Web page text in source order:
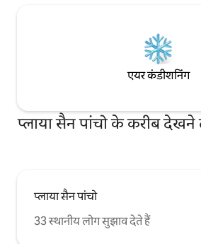
एयर कंडीशनिंग
प्लाया सैन पांचो के करीब
प्लाया सैन पांचो
33 स्थानीय लोग सुझाव देते हैं